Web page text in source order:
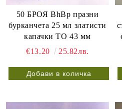
50 БРОЯ BhBp празни
бурканчета 25 мл златисти
капачки ТО 43 мм
€13.20
25.82лв.